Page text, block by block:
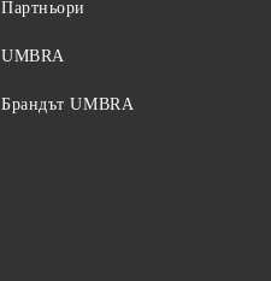
Партньори
UMBRA
Брандът UMBRA